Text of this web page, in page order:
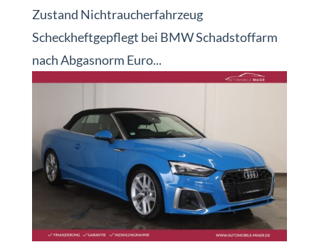
Zustand Nichtraucherfahrzeug
Scheckheftgepflegt bei BMW Schadstoffarm
nach Abgasnorm Euro...